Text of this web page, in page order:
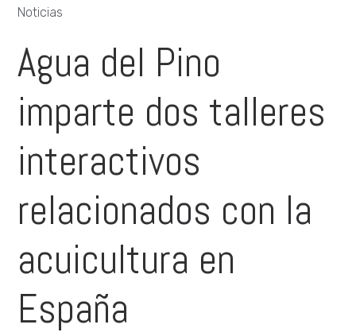
Noticias
Agua del Pino
imparte dos talleres
interactivos
relacionados con la
acuicultura en
España